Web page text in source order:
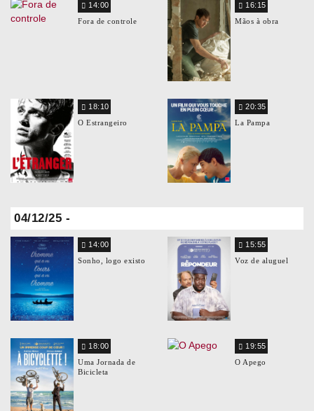
14:00
Fora de controle
16:15
Mãos à obra
18:10
O Estrangeiro
20:35
La Pampa
04/12/25 -
14:00
Sonho, logo existo
15:55
Voz de aluguel
18:00
Uma Jornada de
Bicicleta
19:55
O Apego